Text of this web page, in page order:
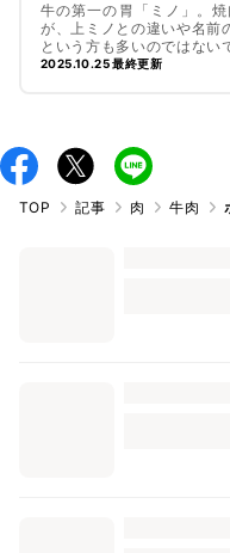
牛の第一の胃「ミノ」。
が、上ミノとの違いや名前
という方も多いのではない
について詳しく解説します
2025.10.25 最終更新
TOP 記事 肉 牛肉